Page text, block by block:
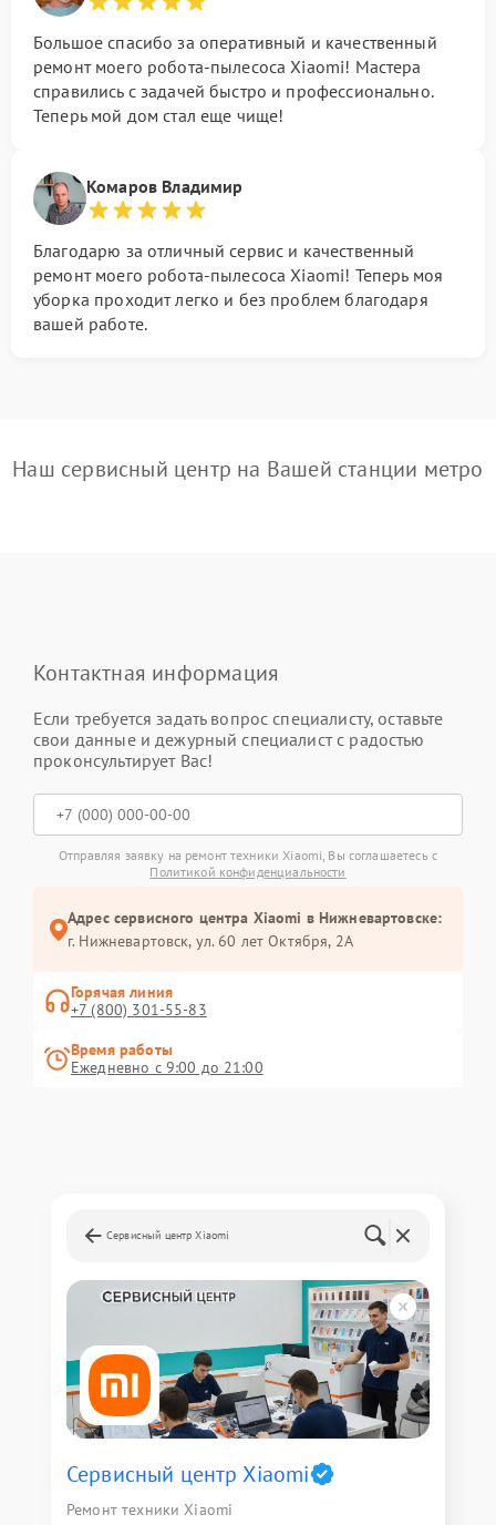
Большое спасибо за оперативный и качественный
ремонт моего робота-пылесоса Xiaomi! Мастера
справились с задачей быстро и профессионально.
Теперь мой дом стал еще чище!
Комаров Владимир
Благодарю за отличный сервис и качественный
ремонт моего робота-пылесоса Xiaomi! Теперь моя
уборка проходит легко и без проблем благодаря
вашей работе.
Наш сервисный центр на Вашей станции метро
Контактная информация
Если требуется задать вопрос специалисту, оставьте
свои данные и дежурный специалист с радостью
проконсультирует Вас!
Отправляя заявку на ремонт техники Xiaomi, Вы соглашаетесь с
Политикой конфиденциальности
Адрес сервисного центра Xiaomi в Нижневартовске:
г. Нижневартовск, ул. 60 лет Октября, 2А
Горячая линия
+7 (800) 301-55-83
Время работы
Ежедневно с 9:00 до 21:00
Сервисный центр Xiaomi
Сервисный центр Xiaomi
Ремонт техники Xiaomi